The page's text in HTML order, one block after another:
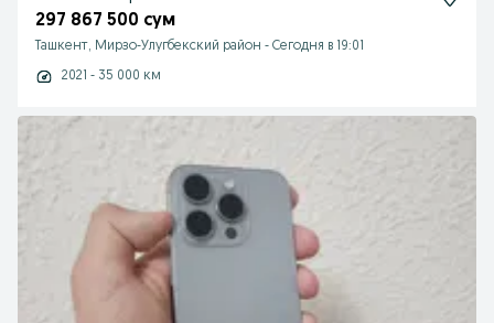
297 867 500 сум
Ташкент, Мирзо-Улугбекский район - Сегодня в 19:01
2021 - 35 000 км